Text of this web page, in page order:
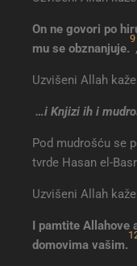
On ne govori po
mu se obznanjuje.
9
Uzvišeni Allah
…i Knjizi ih i
Pod mudrošću se
tvrde Hasan el-
Uzvišeni Allah
I pamtite Allahove
domovima vašim.